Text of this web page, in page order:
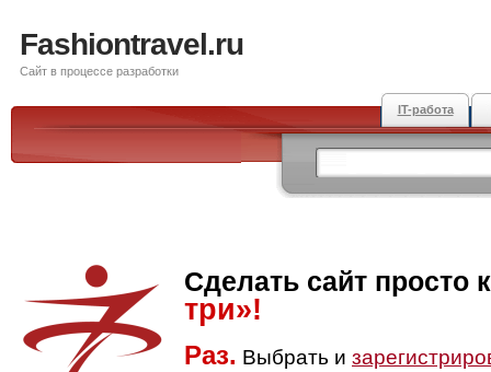
Fashiontravel.ru
Сайт в процессе разработки
IT-работа
Сделать сайт просто
три»!
Раз. Выбрать и